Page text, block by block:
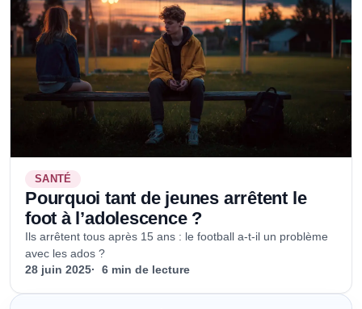
SANTÉ
Pourquoi tant de jeunes arrêtent le
foot à l’adolescence ?
Ils arrêtent tous après 15 ans : le football a-t-il un problème
avec les ados ?
28 juin 2025 6 min de lecture